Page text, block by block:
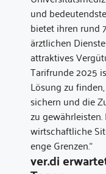
und
bietet ihren rund
ärztlichen
attraktives
Tarifrunde 2025
Lösung zu
sichern und die
zu
wirtschaftliche
enge Grenzen.“
ver.di